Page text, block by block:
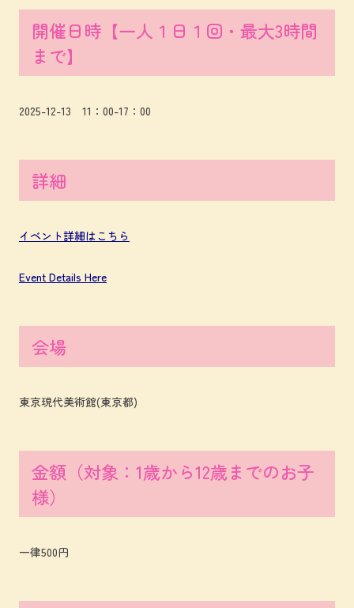
開催日時【一人１日１回・最大3時間
まで】
2025-12-13 11：00-17：00
詳細
イベント詳細はこちら
Event Details Here
会場
東京現代美術館(東京都)
金額（対象：1歳から12歳までのお子
様）
一律500円